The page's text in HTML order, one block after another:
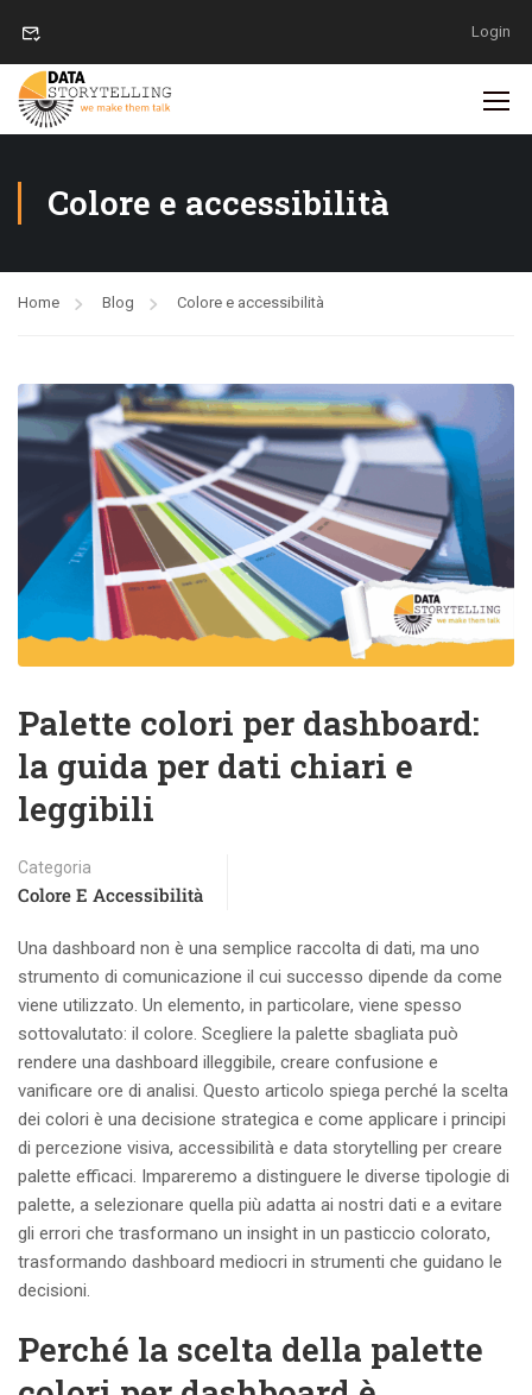
Login
Colore e accessibilità
Home Blog Colore e accessibilità
Palette colori per dashboard:
la guida per dati chiari e
leggibili
Categoria
Colore E Accessibilità
Una dashboard non è una semplice raccolta di dati, ma uno
strumento di comunicazione il cui successo dipende da come
viene utilizzato. Un elemento, in particolare, viene spesso
sottovalutato: il colore. Scegliere la palette sbagliata può
rendere una dashboard illeggibile, creare confusione e
vanificare ore di analisi. Questo articolo spiega perché la scelta
dei colori è una decisione strategica e come applicare i principi
di percezione visiva, accessibilità e data storytelling per creare
palette efficaci. Impareremo a distinguere le diverse tipologie di
palette, a selezionare quella più adatta ai nostri dati e a evitare
gli errori che trasformano un insight in un pasticcio colorato,
trasformando dashboard mediocri in strumenti che guidano le
decisioni.
Perché la scelta della palette